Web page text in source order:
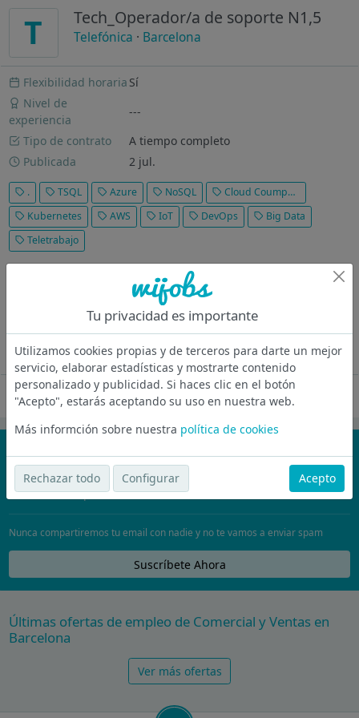
T Tech_Operador/a de soporte N1,5
Telefónica · Barcelona
Flexibilidad horaria Sí
Nivel de
experiencia
---
Tipo de contrato
A tiempo completo
Publicada
2 jul.
. TSQL Azure NoSQL
Cloud Coumputing
Kubernetes
AWS IoT DevOps
Big Data
Teletrabajo
Enviar candidatura ahora » Fecha: 1 jul 2026 Ubicación:
BARCELONA, ES Empresa: Telefónica ¿QUÉ ES TELEFONICA
TECH? Telefónica Tech es la compañía líder en trasformación
digital del Grupo Telefónica. Contamos con una amplia oferta
Ver más
Oferta desactivada
¡No te pierdas nada!
Únete a la comunidad de wijobs y recibe por email las mejores
ofertas de empleo
Nunca compartiremos tu email con nadie y no te vamos a enviar spam
Suscríbete Ahora
Últimas ofertas de empleo de Comercial y Ventas en
Barcelona
Ver más ofertas
Tu privacidad es importante
Utilizamos cookies propias y de terceros para darte un mejor
servicio, elaborar estadísticas y mostrarte contenido
personalizado y publicidad. Si haces clic en el botón
"Acepto", estarás aceptando su uso en nuestra web.
Más informción sobre nuestra política de cookies
Rechazar todo Configurar Acepto